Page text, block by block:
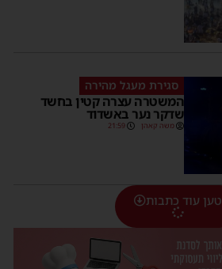
סגירת מעגל מהירה
המשטרה עצרה קטין בחשד
שדקר נער באשדוד
משה קאהן 21:59
טען עוד כתבות